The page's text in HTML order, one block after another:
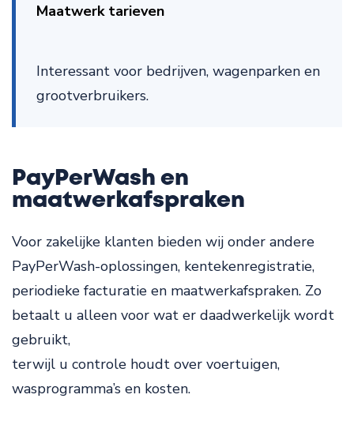
Maatwerk tarieven
Interessant voor bedrijven, wagenparken en
grootverbruikers.
PayPerWash en
maatwerkafspraken
Voor zakelijke klanten bieden wij onder andere
PayPerWash-oplossingen, kentekenregistratie,
periodieke facturatie en maatwerkafspraken. Zo
betaalt u alleen voor wat er daadwerkelijk wordt
gebruikt,
terwijl u controle houdt over voertuigen,
wasprogramma’s en kosten.